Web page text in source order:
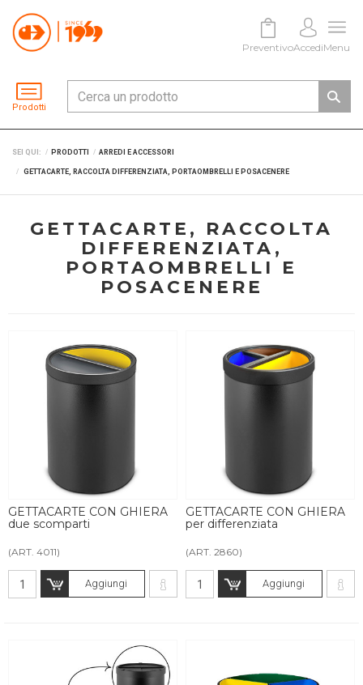
Prodotti
PreventivoAccediMenu
SEI QUI: PRODOTTI ARREDI E ACCESSORI
GETTACARTE, RACCOLTA DIFFERENZIATA, PORTAOMBRELLI E POSACENERE
GETTACARTE, RACCOLTA
DIFFERENZIATA,
PORTAOMBRELLI E
POSACENERE
GETTACARTE CON GHIERA
due scomparti
(ART. 4011)
Aggiungi
GETTACARTE CON GHIERA
per differenziata
(ART. 2860)
Aggiungi